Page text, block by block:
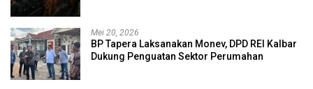
Mei 20, 2026
BP Tapera Laksanakan Monev, DPD REI Kalbar
Dukung Penguatan Sektor Perumahan